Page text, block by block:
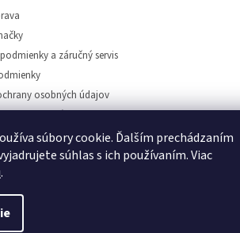
súbory cookie. Ďalším prechádzaním
súhlas s ich používaním. Viac
.
a záručný servis
osobných údajov
Dunajská Streda
cookies